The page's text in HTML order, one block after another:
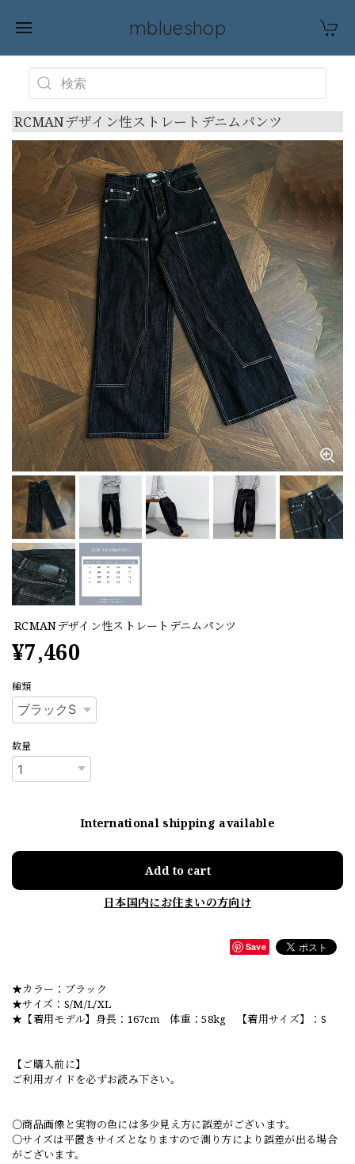
mblueshop
RCMANデザイン性ストレートデニムパンツ
RCMANデザイン性ストレートデニムパンツ
¥7,460
種類
数量
International shipping available
Add to cart
日本国内にお住まいの方向け
Save
★カラー：ブラック
★サイズ：S/M/L/XL
★【着用モデル】身長：167cm 体重：58kg 【着用サイズ】：S
【ご購入前に】
ご利用ガイドを必ずお読み下さい。
○商品画像と実物の色には多少見え方に誤差がございます。
○サイズは平置きサイズとなりますので測り方により誤差が出る場合
がございます。